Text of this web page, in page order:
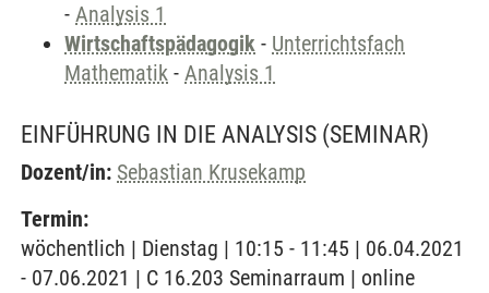
- Analysis 1
Wirtschaftspädagogik - Unterrichtsfach
Mathematik - Analysis 1
EINFÜHRUNG IN DIE ANALYSIS (SEMINAR)
Dozent/in: Sebastian Krusekamp
Termin:
wöchentlich | Dienstag | 10:15 - 11:45 | 06.04.2021
- 07.06.2021 | C 16.203 Seminarraum | online